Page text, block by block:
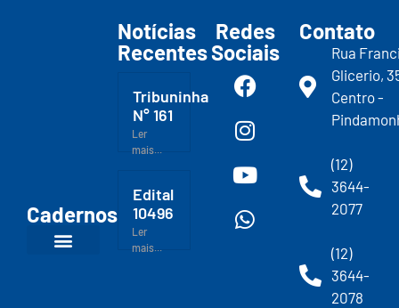
Cadernos
Notícias
Recentes
Tribuninha
N° 161
Ler
mais...
Edital
10496
Ler
mais...
Redes
Sociais
Contato
Rua
Glicerio,
Centro -
(12)
3644-
2077
(12)
3644-
2078